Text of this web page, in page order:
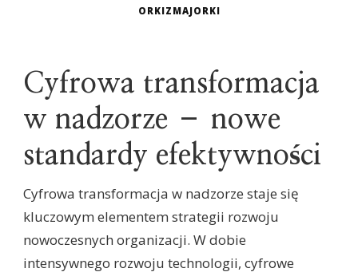
ORKIZMAJORKI
Cyfrowa transformacja
w nadzorze – nowe
standardy efektywności
Cyfrowa transformacja w nadzorze staje się
kluczowym elementem strategii rozwoju
nowoczesnych organizacji. W dobie
intensywnego rozwoju technologii, cyfrowe